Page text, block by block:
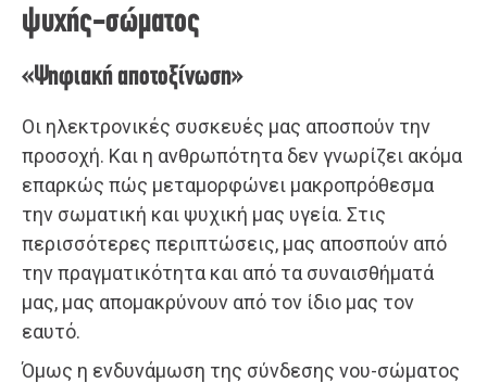
ψυχής-σώματος
«Ψηφιακή αποτοξίνωση»
Οι ηλεκτρονικές συσκευές μας αποσπούν την
προσοχή. Και η ανθρωπότητα δεν γνωρίζει ακόμα
επαρκώς πώς μεταμορφώνει μακροπρόθεσμα
την σωματική και ψυχική μας υγεία. Στις
περισσότερες περιπτώσεις, μας αποσπούν από
την πραγματικότητα και από τα συναισθήματά
μας, μας απομακρύνουν από τον ίδιο μας τον
εαυτό.
Όμως η ενδυνάμωση της σύνδεσης νου-σώματος